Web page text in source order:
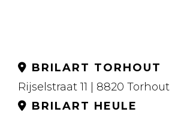
BRILART TORHOUT
Rijselstraat 11 | 8820
BRILART HEULE